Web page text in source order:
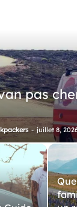
pas
- juillet 8,